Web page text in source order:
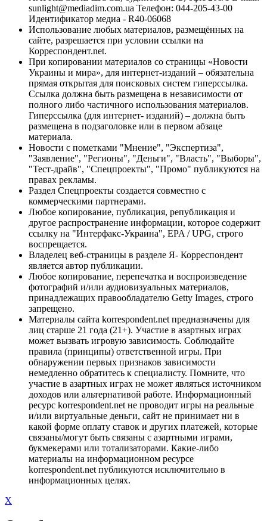
sunlight@mediadim.com.ua Телефон: 044-205-43-00
Идентификатор медиа - R40-06068
Использование любых материалов, размещённых на
сайте, разрешается при условии ссылки на
Корреспондент.net.
При копировании материалов со страницы «Новости
Украины и мира», для интернет-изданий – обязательна
прямая открытая для поисковых систем гиперссылка.
Ссылка должна быть размещена в независимости от
полного либо частичного использования материалов.
Гиперссылка (для интернет- изданий) – должна быть
размещена в подзаголовке или в первом абзаце
материала.
Новости с пометками "Мнение", "Экспертиза",
"Заявление", "Регионы", "Деньги", "Власть", "Выборы",
"Тест-драйв", "Спецпроекты", "Промо" публикуются на
правах рекламы.
Раздел Спецпроекты создается совместно с
коммерческими партнерами.
Любое копирование, публикация, републикация и
другое распространение информации, которое содержит
ссылку на "Интерфакс-Украина", EPA / UPG, строго
воспрещается.
Владелец веб-страницы в разделе Я- Корреспондент
является автор публикации.
Любое копирование, перепечатка и воспроизведение
фотографий и/или аудиовизуальных материалов,
принадлежащих правообладателю Getty Images, строго
запрещено.
Материалы сайта korrespondent.net предназначены для
лиц старше 21 года (21+). Участие в азартных играх
может вызвать игровую зависимость. Соблюдайте
правила (принципы) ответственной игры. При
обнаружении первых признаков зависимости
немедленно обратитесь к специалисту. Помните, что
участие в азартных играх не может являться источником
доходов или альтернативой работе. Информационный
ресурс korrespondent.net не проводит игры на реальные
и/или виртуальные деньги, сайт не принимает ни в
какой форме оплату ставок и других платежей, которые
связаны/могут быть связаны с азартными играми,
букмекерами или тотализаторами. Какие-либо
материалы на информационном ресурсе
korrespondent.net публикуются исключительно в
информационных целях.
X